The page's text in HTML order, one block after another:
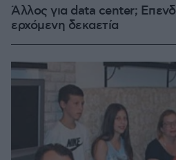
Άλλος για data center;
ερχόμενη δεκαετία